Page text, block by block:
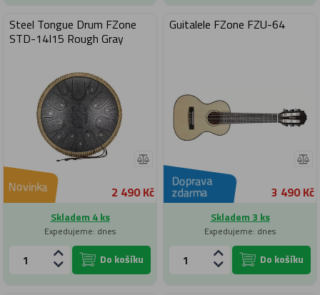
Steel Tongue Drum FZone
STD-14I15 Rough Gray
Novinka 2 490 Kč
Skladem 4 ks
Expedujeme: dnes
Do košíku
Guitalele FZone FZU-64
Doprava
zdarma 3 490 Kč
Skladem 3 ks
Expedujeme: dnes
Do košíku